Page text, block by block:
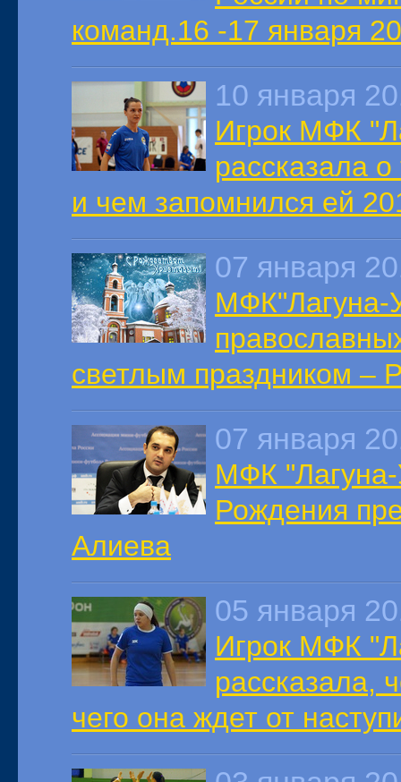
команд.16 -17 января
10 января
Игрок МФК
рассказала
и чем запомнился ей
07 января
МФК"Лагуна-
светлым праздником –
07 января
МФК
Рождения
Алиева
05 января
Игрок МФК
рассказала,
чего она ждет от